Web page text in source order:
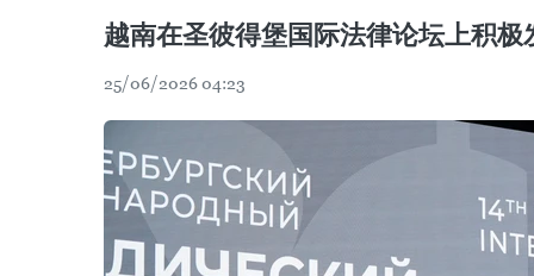
越南在圣彼得堡国际法律论坛上积
25/06/2026 04:23